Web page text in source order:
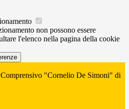
non possono essere
l'elenco nella pagina della cookie
"Cornelio De Simoni" di